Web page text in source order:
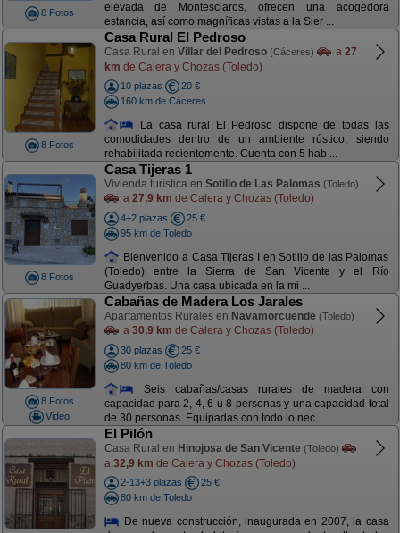
8 Fotos
elevada de Montesclaros, ofrecen una acogedora
estancia, así como magníficas vistas a la Sier ...
8 Fotos
Casa Rural El Pedroso
Casa Rural en Villar del Pedroso (Cáceres) a 27
km de Calera y Chozas (Toledo)
10 plazas
20 €
160 km de Cáceres
La casa rural El Pedroso dispone de todas las
comodidades dentro de un ambiente rústico, siendo
rehabilitada recientemente. Cuenta con 5 hab ...
8 Fotos
Casa Tijeras 1
Vivienda turística en Sotillo de Las Palomas (Toledo)
a 27,9 km de Calera y Chozas (Toledo)
4+2 plazas
25 €
95 km de Toledo
Bienvenido a Casa Tijeras I en Sotillo de las Palomas
(Toledo) entre la Sierra de San Vicente y el Río
Guadyerbas. Una casa ubicada en la mi ...
8 Fotos
Video
Cabañas de Madera Los Jarales
Apartamentos Rurales en Navamorcuende (Toledo)
a 30,9 km de Calera y Chozas (Toledo)
30 plazas
25 €
80 km de Toledo
Seis cabañas/casas rurales de madera con
capacidad para 2, 4, 6 u 8 personas y una capacidad total
de 30 personas. Equipadas con todo lo nec ...
El Pilón
Casa Rural en Hinojosa de San Vicente (Toledo)
a 32,9 km de Calera y Chozas (Toledo)
2-13+3 plazas
25 €
80 km de Toledo
De nueva construcción, inaugurada en 2007, la casa